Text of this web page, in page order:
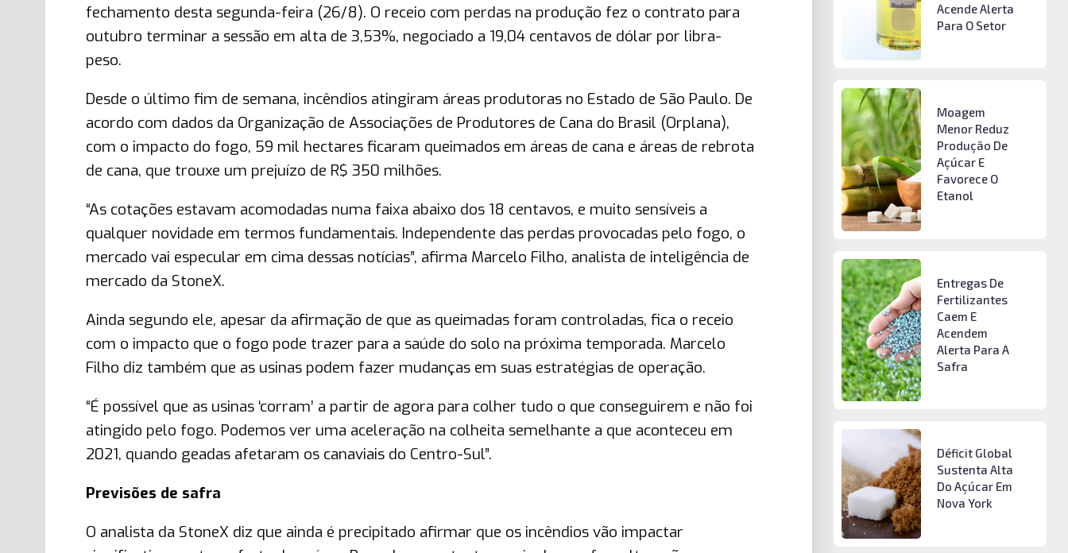
fechamento desta segunda-feira (26/8). O receio com perdas na produção fez o contrato para
outubro terminar a sessão em alta de 3,53%, negociado a 19,04 centavos de dólar por libra-
peso.
Desde o último fim de semana, incêndios atingiram áreas produtoras no Estado de São Paulo. De
acordo com dados da Organização de Associações de Produtores de Cana do Brasil (Orplana),
com o impacto do fogo, 59 mil hectares ficaram queimados em áreas de cana e áreas de rebrota
de cana, que trouxe um prejuízo de R$ 350 milhões.
“As cotações estavam acomodadas numa faixa abaixo dos 18 centavos, e muito sensíveis a
qualquer novidade em termos fundamentais. Independente das perdas provocadas pelo fogo, o
mercado vai especular em cima dessas notícias”, afirma Marcelo Filho, analista de inteligência de
mercado da StoneX.
Ainda segundo ele, apesar da afirmação de que as queimadas foram controladas, fica o receio
com o impacto que o fogo pode trazer para a saúde do solo na próxima temporada. Marcelo
Filho diz também que as usinas podem fazer mudanças em suas estratégias de operação.
“É possível que as usinas ‘corram’ a partir de agora para colher tudo o que conseguirem e não foi
atingido pelo fogo. Podemos ver uma aceleração na colheita semelhante a que aconteceu em
2021, quando geadas afetaram os canaviais do Centro-Sul”.
Previsões de safra
O analista da StoneX diz que ainda é precipitado afirmar que os incêndios vão impactar
Acende Alerta
Para O Setor
Moagem
Menor Reduz
Produção De
Açúcar E
Favorece O
Etanol
Entregas De
Fertilizantes
Caem E
Acendem
Alerta Para A
Safra
Déficit Global
Sustenta Alta
Do Açúcar Em
Nova York